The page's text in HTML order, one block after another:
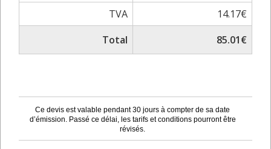
TVA
14.17€
Total
85.01€
Ce devis est valable pendant 30 jours à compter de sa date
d’émission. Passé ce délai, les tarifs et conditions pourront être
révisés.